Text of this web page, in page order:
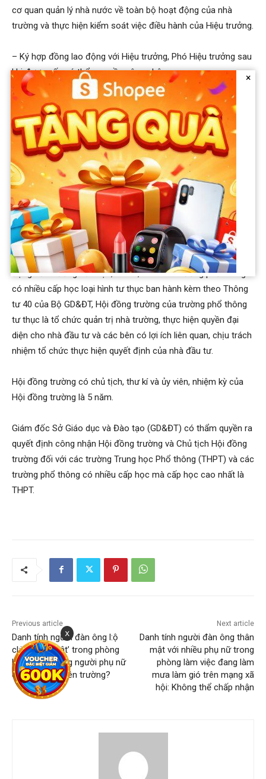
cơ quan quản lý nhà nước về toàn bộ hoạt động của nhà
trường và thực hiện kiểm soát việc điều hành của Hiệu trưởng.
– Ký hợp đồng lao động với Hiệu trưởng, Phó Hiệu trưởng sau
khi được cấp có thẩm quyền công nhận.
– Chủ tịch Hội đồng quản trị được phép điều hành bộ máy tổ
chức và sử dụng con dấu của trường trong phạm vi các chức
năng, nhiệm vụ đã được giao của Hội đồng quản trị. Đồng
thời, Chủ tịch có quyền ký các văn bản và quyết định của Hội
đồng quản trị.
Chủ tịch Hội đồng quản trị cũng phải thực hiện các quyền hạn
và nhiệm vụ khác theo đúng Quy chế tổ chức và hoạt động đã
ban hành của nhà trường.
Căn cứ theo quy định tại Điều 7 Quy chế tổ chức và hoạt
động của trường tiểu học, THCS, THPT và trường phổ thông
có nhiều cấp học loại hình tư thục ban hành kèm theo Thông
tư 40 của Bộ GD&ĐT, Hội đồng trường của trường phổ thông
tư thục là tổ chức quản trị nhà trường, thực hiện quyền đại
diện cho nhà đầu tư và các bên có lợi ích liên quan, chịu trách
nhiệm tổ chức thực hiện quyết định của nhà đầu tư.
Hội đồng trường có chủ tịch, thư kí và ủy viên, nhiệm kỳ của
Hội đồng trường là 5 năm.
Giám đốc Sở Giáo dục và Đào tạo (GD&ĐT) có thẩm quyền ra
quyết định công nhận Hội đồng trường và Chủ tịch Hội đồng
trường đối với các trường Trung học Phổ thông (THPT) và các
trường phổ thông có nhiều cấp học mà cấp học cao nhất là
THPT.
Previous article
Danh tính người đàn ông l:ộ
cl:i:p ‘thân mật’ trong phòng
làm việc, những người phụ nữ
có phải giáo viên trường?
Next article
Danh tính người đàn ông thân
mật với nhiều phụ nữ trong
phòng làm việc đang làm
mưa làm gió trên mạng xã
hội: Không thể chấp nhận
x
×